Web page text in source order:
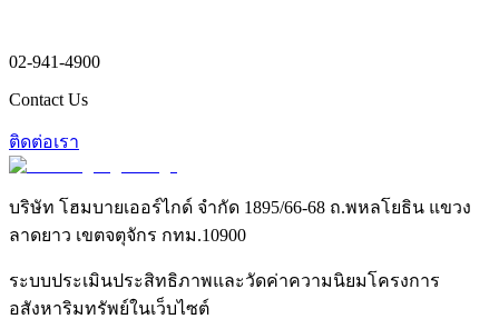
02-941-4900
Contact Us
ติดต่อเรา
บริษัท โฮมบายเออร์ไกด์ จำกัด 1895/66-68 ถ.พหลโยธิน แขวง
ลาดยาว เขตจตุจักร กทม.10900
ระบบประเมินประสิทธิภาพและวัดค่าความนิยมโครงการ
อสังหาริมทรัพย์ในเว็บไซต์